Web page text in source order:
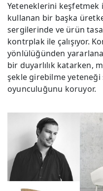
Yeteneklerini keşfetmek
kullanan bir başka
sergilerinde ve ürün
kontrplak ile çalışıyor.
yönlülüğünden
bir duyarlılık katarken,
şekle girebilme yeteneği
oyunculuğunu koruyor.